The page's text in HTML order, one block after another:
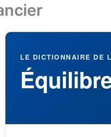
LE DICTIONNAIRE DE